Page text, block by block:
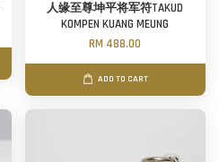
人缘至尊坤平将军符TAKUD
KOMPEN KUANG MEUNG
RM 488.00
ADD TO CART